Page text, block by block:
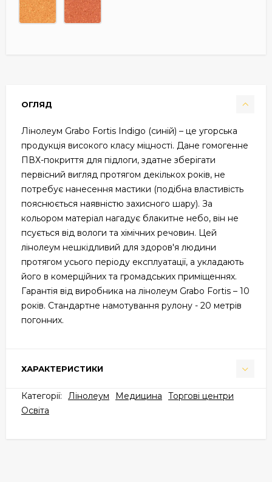
ОГЛЯД
Лінолеум Grabo Fortis Indigo (синій) – це угорська
продукція високого класу міцності. Дане гомогенне
ПВХ-покриття для підлоги, здатне зберігати
первісний вигляд протягом декількох років, не
потребує нанесення мастики (подібна властивість
пояснюється наявністю захисного шару). За
кольором матеріал нагадує блакитне небо, він не
псується від вологи та хімічних речовин. Цей
лінолеум нешкідливий для здоров'я людини
протягом усього періоду експлуатації, а укладають
його в комерційних та громадських приміщеннях.
Гарантія від виробника на лінолеум Grabo Fortis – 10
років. Стандартне намотування рулону - 20 метрів
погонних.
ХАРАКТЕРИСТИКИ
Категорії: Лінолеум Медицина
Торгові центри
Освіта